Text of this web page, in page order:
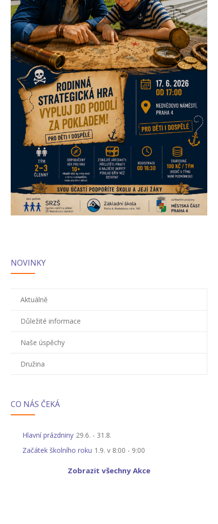
-- Virtuální prohlídka školy
-- Inspekční zpráva
Družina
-- O školní družině
-- Informace
-- Vnitřní řád školní družiny
Jídelna
-- O školní jídelně
-- Jídelníček
-- Objednávky a odhlašování obědů
-- Cizí strávníci
Pro rodiče
-- Zájmová činnost – nabízené kroužky
-- Školská rada
-- Ke stažení
-- Informace pro cizince
NOVINKY
Aktuálně
Důležité informace
Naše úspěchy
Družina
CO NÁS ČEKÁ
Hlavní prázdniny 29.6. - 31.8.
Začátek školního roku 1.9. v 8:00 - 9:00
Zobrazit všechny Akce